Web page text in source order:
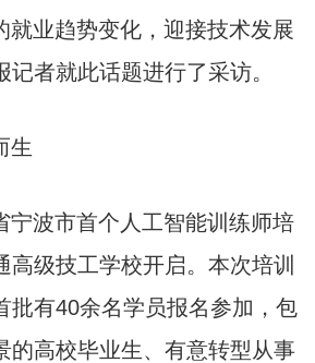
就业趋势变化，迎接技术发展
者就此话题进行了采访。
生
宁波市首个人工智能训练师培
高级技工学校开启。本次培训
批有40余名学员报名参加，包
的高校毕业生、有意转型从事